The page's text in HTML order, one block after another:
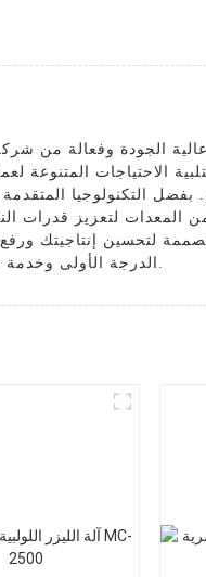
الجودة وفعالة من شركة
الاحتياجات
بفضل التكنولوجيا
مصممة لتحسين إنتاجيتك